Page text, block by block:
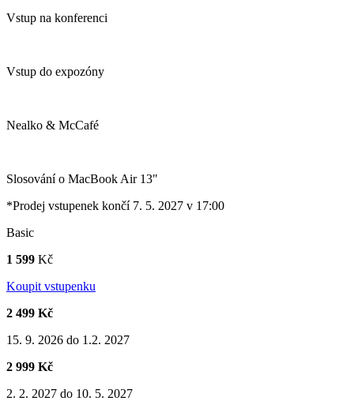
Vstup na konferenci
Vstup do expozóny
Nealko & McCafé
Slosování o MacBook Air 13"
*Prodej vstupenek končí 7. 5. 2027 v 17:00
Basic
1 599 Kč
Koupit vstupenku
2 499 Kč
15. 9. 2026 do 1.2. 2027
2 999 Kč
2. 2. 2027 do 10. 5. 2027